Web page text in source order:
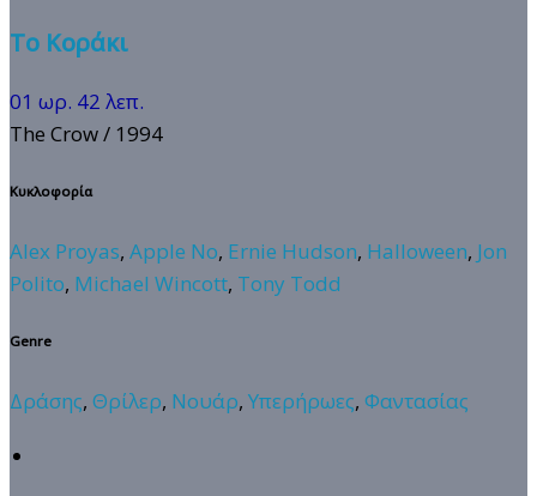
Το Κοράκι
01 ωρ. 42 λεπ.
The Crow/ 1994
Κυκλοφορία
Alex Proyas, Apple No, Ernie Hudson, Halloween, Jon
Polito, Michael Wincott, Tony Todd
Genre
Δράσης, Θρίλερ, Νουάρ, Υπερήρωες, Φαντασίας